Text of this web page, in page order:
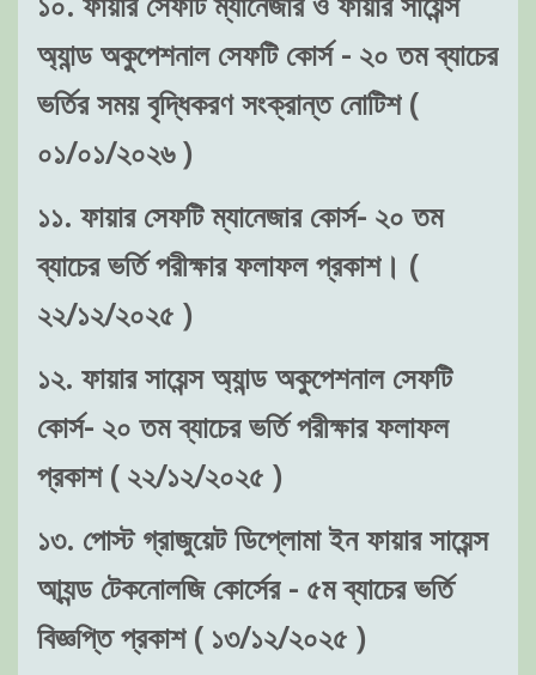
অ্যান্ড অকুপেশনাল সেফটি কোর্স - ২০ তম ব্যাচের
ভর্তির সময় বৃদ্ধিকরণ সংক্রান্ত নোটিশ (
০১/০১/২০২৬ )
১১. ফায়ার সেফটি ম্যানেজার কোর্স- ২০ তম
ব্যাচের ভর্তি পরীক্ষার ফলাফল প্রকাশ। (
২২/১২/২০২৫ )
১২. ফায়ার সায়েন্স অ্যান্ড অকুপেশনাল সেফটি
কোর্স- ২০ তম ব্যাচের ভর্তি পরীক্ষার ফলাফল
প্রকাশ ( ২২/১২/২০২৫ )
১৩. পোস্ট গ্রাজুয়েট ডিপ্লোমা ইন ফায়ার সায়েন্স
আ্যন্ড টেকনোলজি কোর্সের - ৫ম ব্যাচের ভর্তি
বিজ্ঞপ্তি প্রকাশ ( ১৩/১২/২০২৫ )